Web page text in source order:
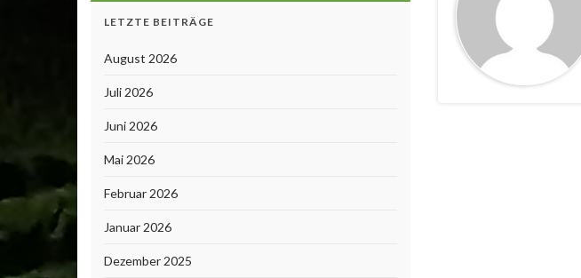
LETZTE BEITRÄGE
August 2026
Juli 2026
Juni 2026
Mai 2026
Februar 2026
Januar 2026
Dezember 2025